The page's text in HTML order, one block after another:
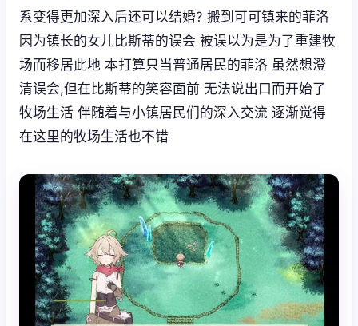
系变得更加深入后还可以结婚? 搬到可可镇来的菲洛
因为镇长的女儿比斯蒂的误会 被误以为是为了重建牧
场而移居此地 本打算只当普通居民的菲洛 虽然想澄
清误会,但在比斯蒂的笑容面前 无法说出口而开始了
牧场生活 伴随着与小镇居民们的深入交流 逐渐觉得
在这里的牧场生活也不错